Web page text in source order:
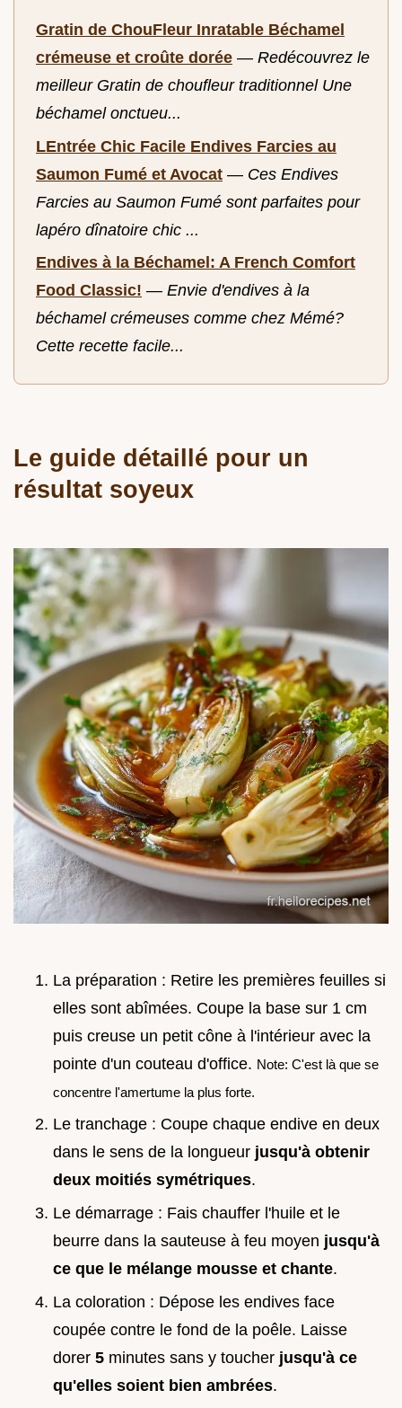
Gratin de ChouFleur Inratable Béchamel
crémeuse et croûte dorée — Redécouvrez le
meilleur Gratin de choufleur traditionnel Une
béchamel onctueu...
LEntrée Chic Facile Endives Farcies au
Saumon Fumé et Avocat — Ces Endives
Farcies au Saumon Fumé sont parfaites pour
lapéro dînatoire chic ...
Endives à la Béchamel: A French Comfort
Food Classic! — Envie d'endives à la
béchamel crémeuses comme chez Mémé?
Cette recette facile...
Le guide détaillé pour un
résultat soyeux
La préparation : Retire les premières feuilles si
elles sont abîmées. Coupe la base sur 1 cm
puis creuse un petit cône à l'intérieur avec la
pointe d'un couteau d'office. Note: C'est là que se
concentre l'amertume la plus forte.
Le tranchage : Coupe chaque endive en deux
dans le sens de la longueur jusqu'à obtenir
deux moitiés symétriques.
Le démarrage : Fais chauffer l'huile et le
beurre dans la sauteuse à feu moyen jusqu'à
ce que le mélange mousse et chante.
La coloration : Dépose les endives face
coupée contre le fond de la poêle. Laisse
dorer 5 minutes sans y toucher jusqu'à ce
qu'elles soient bien ambrées.